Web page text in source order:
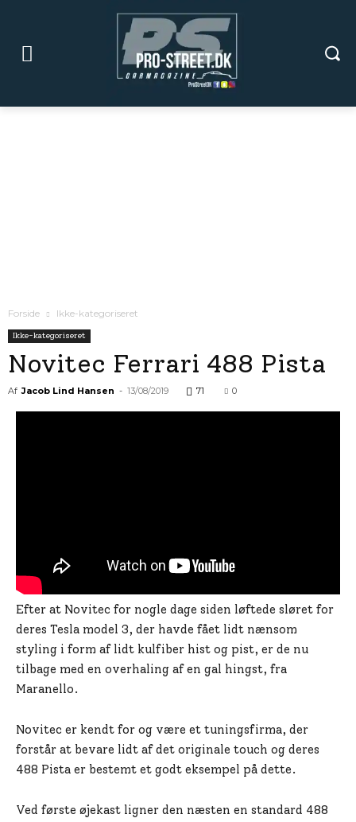
Forside Ikke-kategoriseret
Ikke-kategoriseret
Novitec Ferrari 488 Pista
Af Jacob Lind Hansen - 13/08/2019 71 0
Efter at Novitec for nogle dage siden løftede sløret for
deres Tesla model 3, der havde fået lidt nænsom
styling i form af lidt kulfiber hist og pist, er de nu
tilbage med en overhaling af en gal hingst, fra
Maranello.
Novitec er kendt for og være et tuningsfirma, der
forstår at bevare lidt af det originale touch og deres
488 Pista er bestemt et godt eksempel på dette.
Ved første øjekast ligner den næsten en standard 488